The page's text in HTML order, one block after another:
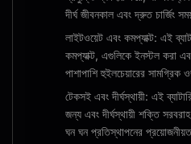
দীর্ঘ জীবনকাল এবং দ্রুত চার্জিং
লাইটওয়েট এবং কমপ্যাক্ট: এই
কমপ্যাক্ট, এগুলিকে ইনস্টল করা
পাশাপাশি হুইলচেয়ারের সামগ্রিক
টেকসই এবং দীর্ঘস্থায়ী: এই
জন্য এবং দীর্ঘস্থায়ী শক্তি
ঘন ঘন প্রতিস্থাপনের